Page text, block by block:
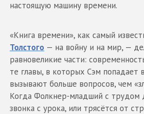
настоящую машину времени.
«Книга времени», как самый
Толстого — на войну и на мир, —
равновеликие части:
те главы, в которых Сэм попадает
вызывают больше вопросов, чем
Когда Фолкнер-младший с трудом
звонка с урока, или трясётся от